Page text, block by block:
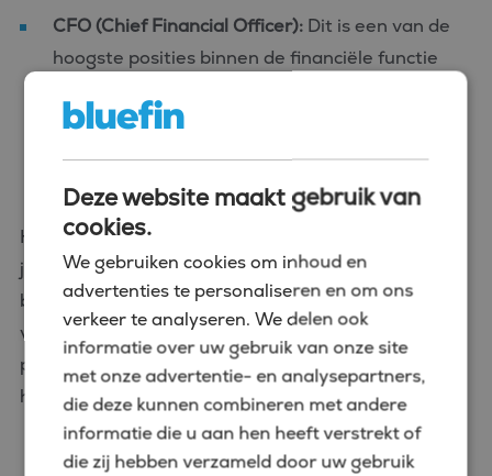
CFO (Chief Financial Officer): Dit is een van de
hoogste posities binnen de financiële functie
verantwoordelijk voor het gehele financiële
strategiebeheer, financiële planning,
rapportage en investeringsbeslissingen.
Het specifieke carrièrepad dat je kiest, hangt af van
je interesses, sterke punten en ambities. Het is
belangrijk om voortdurend te blijven leren en je
vaardigheden aan te scherpen om optimaal te
profiteren van de doorgroeimogelijkheden binnen
het vakgebied van financiële controle.
Deze website maakt gebruik van
cookies.
We gebruiken cookies om inhoud en
advertenties te personaliseren en om ons
verkeer te analyseren. We delen ook
informatie over uw gebruik van onze site
met onze advertentie- en analysepartners,
die deze kunnen combineren met andere
informatie die u aan hen heeft verstrekt of
die zij hebben verzameld door uw gebruik